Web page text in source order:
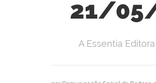
21/05/
A Essentia